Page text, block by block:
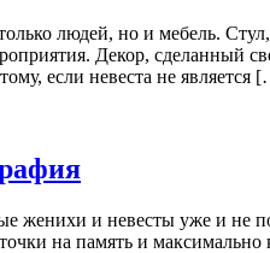
людей, но и мебель.
Декор, сделанный
если невеста не является
женихи и невесты уже и не
на память и